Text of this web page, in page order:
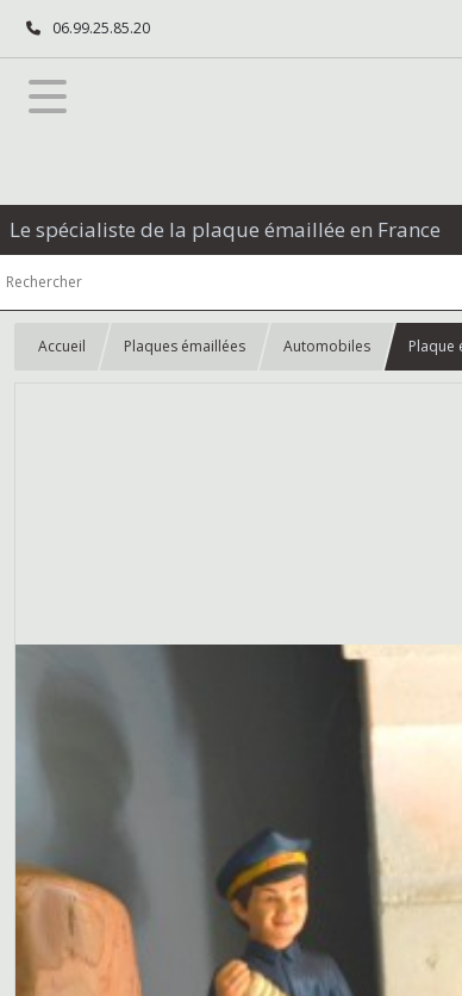
06.99.25.85.20
Le spécialiste de la plaque émaillée en France
Accueil Plaques émaillées Automobiles Plaque